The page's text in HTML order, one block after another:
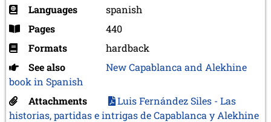
Languages
spanish
Pages
440
Formats
hardback
See also
New Capablanca and Alekhine
book in Spanish
Attachments
Luis Fernández Siles - Las
historias, partidas e intrigas de Capablanca y Alekhine